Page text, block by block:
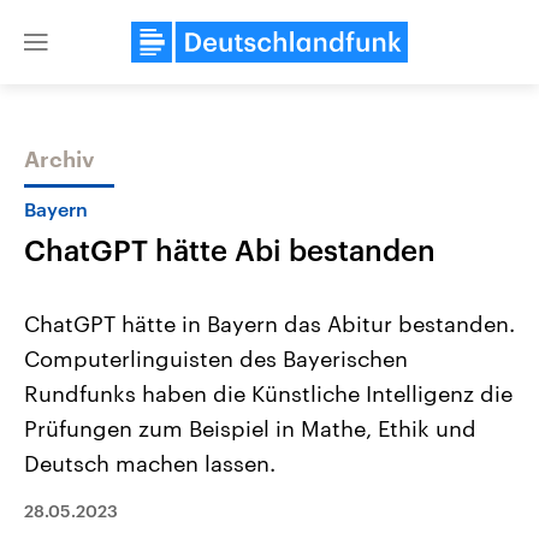
Close
Themen
Landtagswahl Sachsen-Anhalt
2026
Alle Informationen
Sachsen-Anhalt wählt am 6.
Landtag. Seit 2021 wird das
USA
Aktuelle Beiträge,
Archiv
Bayern
ChatGPT hätte Abi bestanden
ChatGPT hätte in Bayern das Abitur bestanden.
Computerlinguisten des Bayerischen
Rundfunks haben die Künstliche Intelligenz die
Prüfungen zum Beispiel in Mathe, Ethik und
Deutsch machen lassen.
28.05.2023